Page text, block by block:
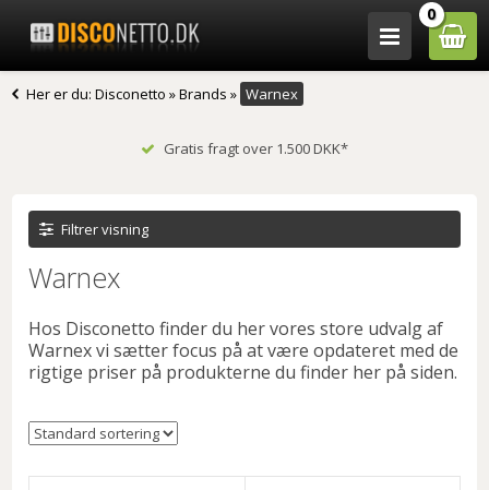
0
Her er du:Disconetto »Brands » Warnex
Gratis fragt over 1.500 DKK*
Filtrer visning
Warnex
Hos Disconetto finder du her vores store udvalg af
Warnex vi sætter focus på at være opdateret med de
rigtige priser på produkterne du finder her på siden.